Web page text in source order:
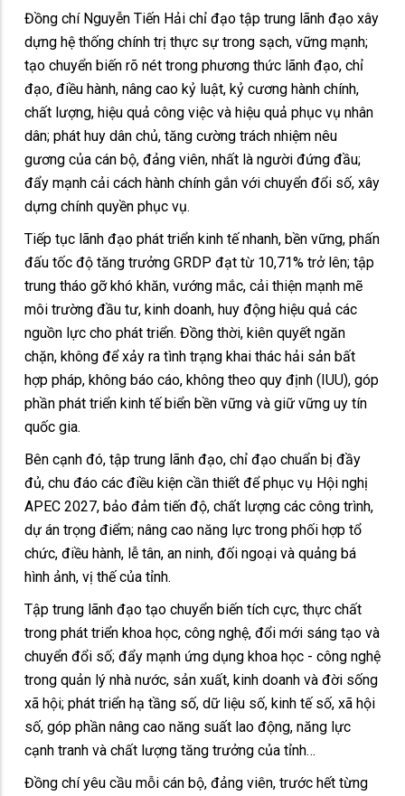
Đồng chí Nguyễn Tiến Hải chỉ đạo tập trung lãnh đạo xây
dựng hệ thống chính trị thực sự trong sạch, vững mạnh;
tạo chuyển biến rõ nét trong phương thức lãnh đạo, chỉ
đạo, điều hành, nâng cao kỷ luật, kỷ cương hành chính,
chất lượng, hiệu quả công việc và hiệu quả phục vụ nhân
dân; phát huy dân chủ, tăng cường trách nhiệm nêu
gương của cán bộ, đảng viên, nhất là người đứng đầu;
đẩy mạnh cải cách hành chính gắn với chuyển đổi số, xây
dựng chính quyền phục vụ.
Tiếp tục lãnh đạo phát triển kinh tế nhanh, bền vững, phấn
đấu tốc độ tăng trưởng GRDP đạt từ 10,71% trở lên; tập
trung tháo gỡ khó khăn, vướng mắc, cải thiện mạnh mẽ
môi trường đầu tư, kinh doanh, huy động hiệu quả các
nguồn lực cho phát triển. Đồng thời, kiên quyết ngăn
chặn, không để xảy ra tình trạng khai thác hải sản bất
hợp pháp, không báo cáo, không theo quy định (IUU), góp
phần phát triển kinh tế biển bền vững và giữ vững uy tín
quốc gia.
Bên cạnh đó, tập trung lãnh đạo, chỉ đạo chuẩn bị đầy
đủ, chu đáo các điều kiện cần thiết để phục vụ Hội nghị
APEC 2027, bảo đảm tiến độ, chất lượng các công trình,
dự án trọng điểm; nâng cao năng lực trong phối hợp tổ
chức, điều hành, lễ tân, an ninh, đối ngoại và quảng bá
hình ảnh, vị thế của tỉnh.
Tập trung lãnh đạo tạo chuyển biến tích cực, thực chất
trong phát triển khoa học, công nghệ, đổi mới sáng tạo và
chuyển đổi số; đẩy mạnh ứng dụng khoa học - công nghệ
trong quản lý nhà nước, sản xuất, kinh doanh và đời sống
xã hội; phát triển hạ tầng số, dữ liệu số, kinh tế số, xã hội
số, góp phần nâng cao năng suất lao động, năng lực
cạnh tranh và chất lượng tăng trưởng của tỉnh…
Đồng chí yêu cầu mỗi cán bộ, đảng viên, trước hết từng